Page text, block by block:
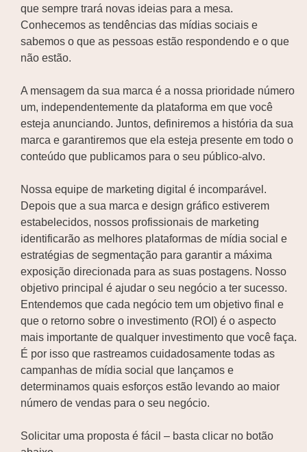
que sempre trará novas ideias para a mesa.
Conhecemos as tendências das mídias sociais e
sabemos o que as pessoas estão respondendo e o que
não estão.
A mensagem da sua marca é a nossa prioridade número
um, independentemente da plataforma em que você
esteja anunciando. Juntos, definiremos a história da sua
marca e garantiremos que ela esteja presente em todo o
conteúdo que publicamos para o seu público-alvo.
Nossa equipe de marketing digital é incomparável.
Depois que a sua marca e design gráfico estiverem
estabelecidos, nossos profissionais de marketing
identificarão as melhores plataformas de mídia social e
estratégias de segmentação para garantir a máxima
exposição direcionada para as suas postagens. Nosso
objetivo principal é ajudar o seu negócio a ter sucesso.
Entendemos que cada negócio tem um objetivo final e
que o retorno sobre o investimento (ROI) é o aspecto
mais importante de qualquer investimento que você faça.
É por isso que rastreamos cuidadosamente todas as
campanhas de mídia social que lançamos e
determinamos quais esforços estão levando ao maior
número de vendas para o seu negócio.
Solicitar uma proposta é fácil – basta clicar no botão